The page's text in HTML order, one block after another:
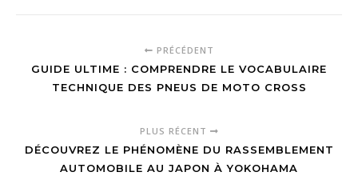
PRÉCÉDENT
GUIDE ULTIME : COMPRENDRE LE VOCABULAIRE
TECHNIQUE DES PNEUS DE MOTO CROSS
PLUS RÉCENT
DÉCOUVREZ LE PHÉNOMÈNE DU RASSEMBLEMENT
AUTOMOBILE AU JAPON À YOKOHAMA